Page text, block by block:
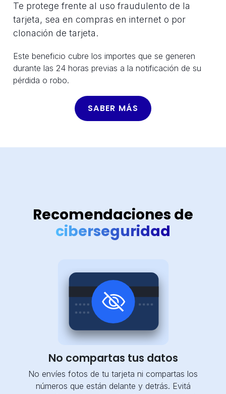
Te protege frente al uso fraudulento de la
tarjeta, sea en compras en internet o por
clonación de tarjeta.
Este beneficio cubre los importes que se generen
durante las 24 horas previas a la notificación de su
pérdida o robo.
SABER MÁS
Recomendaciones de
ciberseguridad
No compartas tus datos
No envíes fotos de tu tarjeta ni compartas los
números que están delante y detrás. Evitá